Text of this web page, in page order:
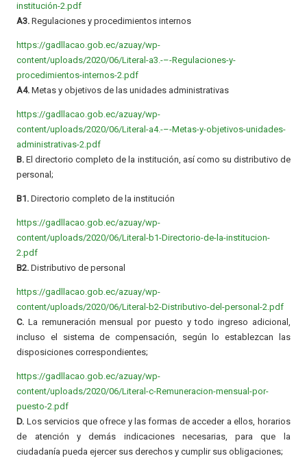
institución-2.pdf
A3. Regulaciones y procedimientos internos
https://gadllacao.gob.ec/azuay/wp-
content/uploads/2020/06/Literal-a3.-–-Regulaciones-y-
procedimientos-internos-2.pdf
A4. Metas y objetivos de las unidades administrativas
https://gadllacao.gob.ec/azuay/wp-
content/uploads/2020/06/Literal-a4.-–-Metas-y-objetivos-unidades-
administrativas-2.pdf
B. El directorio completo de la institución, así como su distributivo de
personal;
B1. Directorio completo de la institución
https://gadllacao.gob.ec/azuay/wp-
content/uploads/2020/06/Literal-b1-Directorio-de-la-institucion-
2.pdf
B2. Distributivo de personal
https://gadllacao.gob.ec/azuay/wp-
content/uploads/2020/06/Literal-b2-Distributivo-del-personal-2.pdf
C. La remuneración mensual por puesto y todo ingreso adicional,
incluso el sistema de compensación, según lo establezcan las
disposiciones correspondientes;
https://gadllacao.gob.ec/azuay/wp-
content/uploads/2020/06/Literal-c-Remuneracion-mensual-por-
puesto-2.pdf
D. Los servicios que ofrece y las formas de acceder a ellos, horarios
de atención y demás indicaciones necesarias, para que la
ciudadanía pueda ejercer sus derechos y cumplir sus obligaciones;